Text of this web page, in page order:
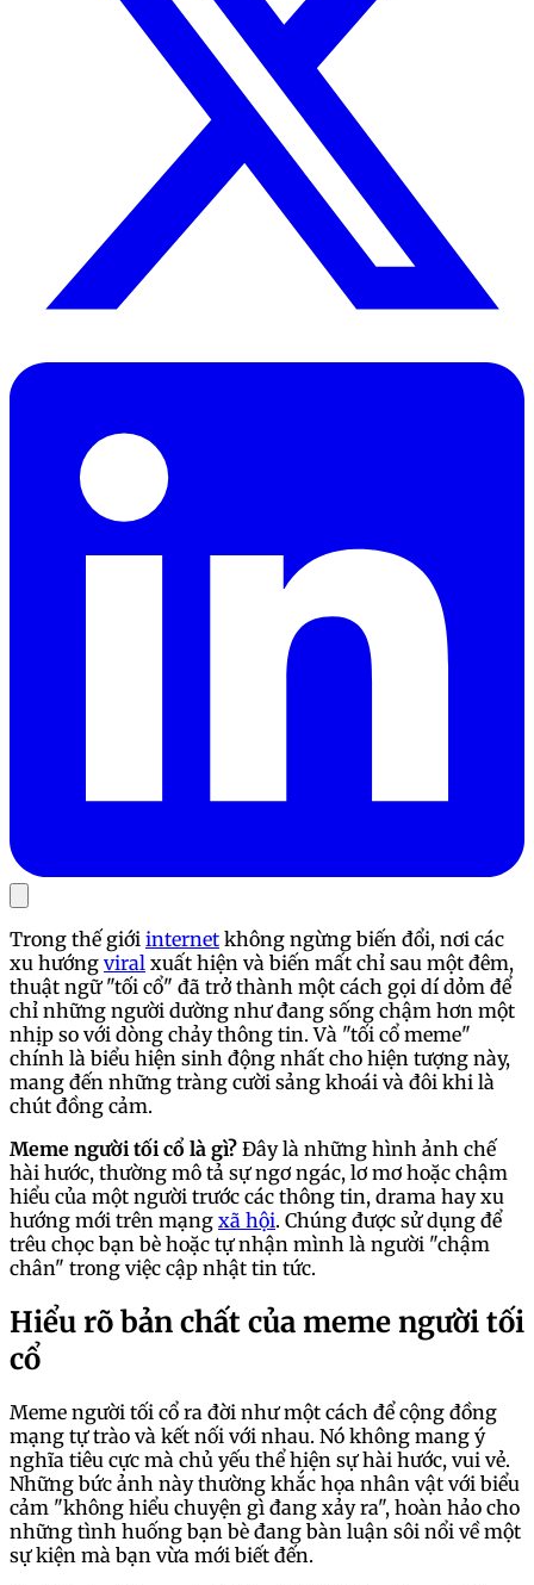
Trong thế giới internet không ngừng biến đổi, nơi các
xu hướng viral xuất hiện và biến mất chỉ sau một đêm,
thuật ngữ "tối cổ" đã trở thành một cách gọi dí dỏm để
chỉ những người dường như đang sống chậm hơn một
nhịp so với dòng chảy thông tin. Và "tối cổ meme"
chính là biểu hiện sinh động nhất cho hiện tượng này,
mang đến những tràng cười sảng khoái và đôi khi là
chút đồng cảm.
Meme người tối cổ là gì? Đây là những hình ảnh chế
hài hước, thường mô tả sự ngơ ngác, lơ mơ hoặc chậm
hiểu của một người trước các thông tin, drama hay xu
hướng mới trên mạng xã hội. Chúng được sử dụng để
trêu chọc bạn bè hoặc tự nhận mình là người "chậm
chân" trong việc cập nhật tin tức.
Hiểu rõ bản chất của meme người tối
cổ
Meme người tối cổ ra đời như một cách để cộng đồng
mạng tự trào và kết nối với nhau. Nó không mang ý
nghĩa tiêu cực mà chủ yếu thể hiện sự hài hước, vui vẻ.
Những bức ảnh này thường khắc họa nhân vật với biểu
cảm "không hiểu chuyện gì đang xảy ra", hoàn hảo cho
những tình huống bạn bè đang bàn luận sôi nổi về một
sự kiện mà bạn vừa mới biết đến.